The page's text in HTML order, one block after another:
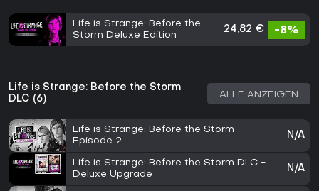
Life is Strange: Before the
Storm Deluxe Edition
24,82 € -8%
Life is Strange: Before the Storm
DLC (6)
ALLE ANZEIGEN
Life is Strange: Before the Storm
Episode 2
N/A
Life is Strange: Before the Storm DLC -
Deluxe Upgrade
N/A